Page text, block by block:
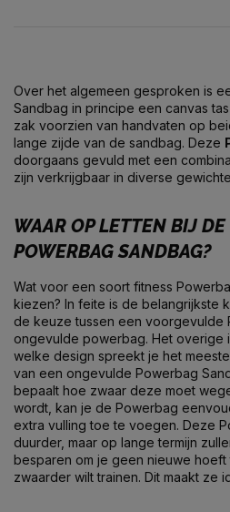
Over het algemeen gesproken is
Sandbag in principe een canvas
zak voorzien van handvaten op
lange zijde van de sandbag. Deze
doorgaans gevuld met een
zijn verkrijgbaar in diverse
WAAR OP LETTEN BIJ
POWERBAG SANDBAG?
Wat voor een soort fitness
kiezen? In feite is de belangrijkste
de keuze tussen een voorgevulde
ongevulde powerbag. Het overige
welke design spreekt je het
van een ongevulde Powerbag
bepaalt hoe zwaar deze moet
wordt, kan je de Powerbag
extra vulling toe te voegen. Deze
duurder, maar op lange termijn
besparen om je geen nieuwe
zwaarder wilt trainen. Dit maakt ze